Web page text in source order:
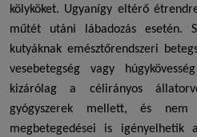
kölyköket. Ugyanígy eltérő
műtét utáni lábadozás esetén.
kutyáknak emésztőrendszeri
vesebetegség vagy
kizárólag a célirányos
gyógyszerek mellett, és
megbetegedései is igényelhetik